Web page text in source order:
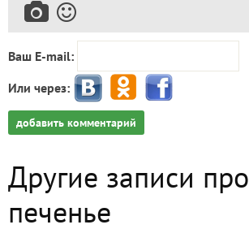
Ваш E-mail:
Или через:
добавить комментарий
Другие записи про
печенье